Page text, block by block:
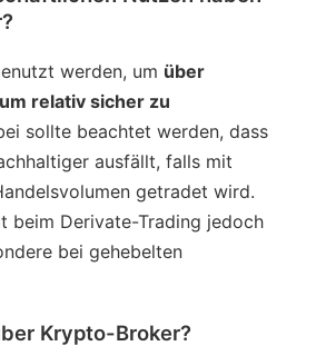
werden, um über
relativ sicher zu
sollte beachtet werden, dass
ausfällt, falls mit
getradet wird.
beim Derivate-Trading jedoch
bei gehebelten
Krypto-Broker?